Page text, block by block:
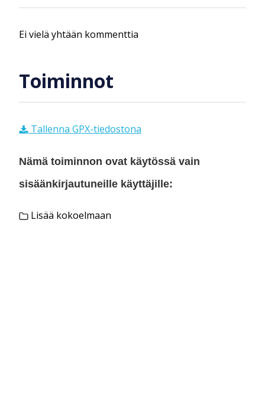
Ei vielä yhtään kommenttia
Toiminnot
Tallenna GPX-tiedostona
Nämä toiminnon ovat käytössä vain
sisäänkirjautuneille käyttäjille:
Lisää kokoelmaan